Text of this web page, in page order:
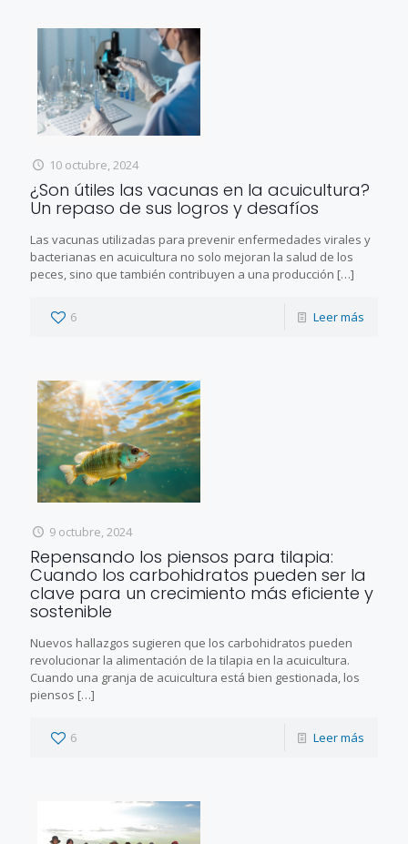
10 octubre, 2024
¿Son útiles las vacunas en la acuicultura?
Un repaso de sus logros y desafíos
Las vacunas utilizadas para prevenir enfermedades virales y
bacterianas en acuicultura no solo mejoran la salud de los
peces, sino que también contribuyen a una producción […]
6 Leer más
9 octubre, 2024
Repensando los piensos para tilapia:
Cuando los carbohidratos pueden ser la
clave para un crecimiento más eficiente y
sostenible
Nuevos hallazgos sugieren que los carbohidratos pueden
revolucionar la alimentación de la tilapia en la acuicultura.
Cuando una granja de acuicultura está bien gestionada, los
piensos […]
6 Leer más